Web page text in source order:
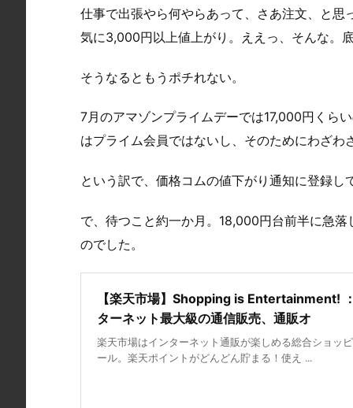
仕事で出張やら何やらあって、さあ注文、と
気に3,000円以上値上がり。ええっ、そんな。
そうなるともうポチれない。
7月のアマゾンプライムデーでは17,000円くら
はプライム会員ではないし、そのためにわざわ
という訳で、価格コムの値下がり通知に登録し
で、待つこと約一か月。18,000円台前半に急
のでした。
【楽天市場】Shopping is Entertainment!
ターネット最大級の通信販売、通販オ
楽天市場はインターネット通販が楽しめる総合ショッ
ール。楽天ポイントがどんどん貯まる！使え ...